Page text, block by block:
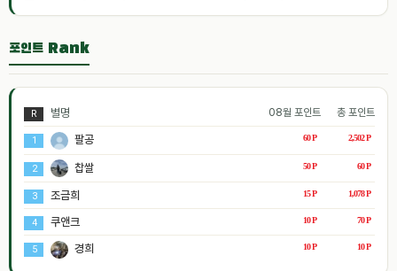
포인트 Rank
총 포인트
08월 포인트
R 별명
2,502 P
60 P
1 팔공
60 P
50 P
2 찹쌀
1,078 P
15 P
3 조금희
70 P
10 P
4 쿠앤크
10 P
10 P
5 경희